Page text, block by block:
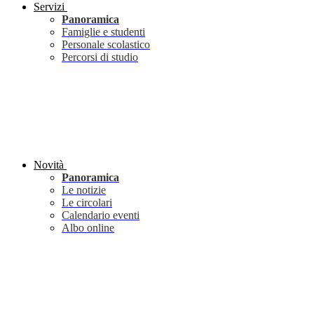
Servizi
Panoramica
Famiglie e studenti
Personale scolastico
Percorsi di studio
Novità
Panoramica
Le notizie
Le circolari
Calendario eventi
Albo online